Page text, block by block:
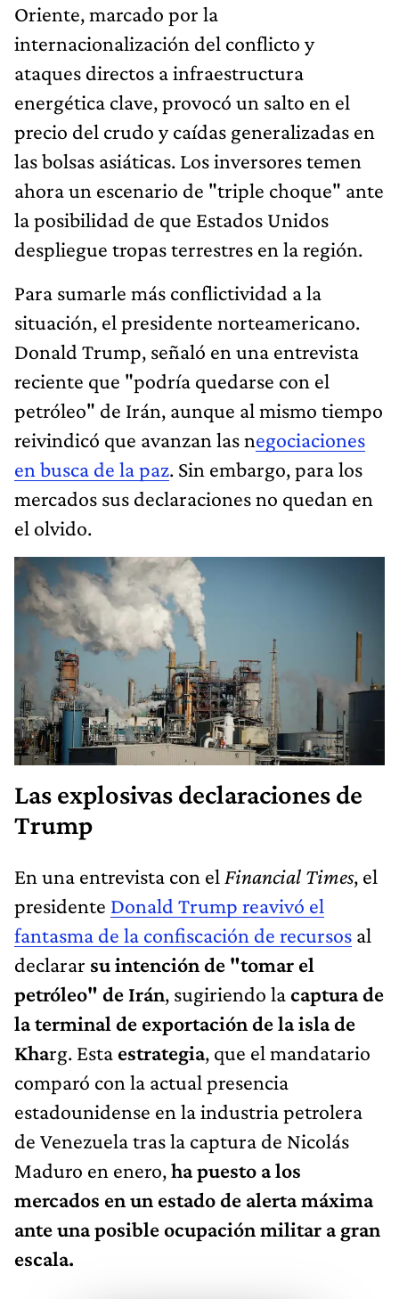
Oriente, marcado por la
internacionalización del conflicto y
ataques directos a infraestructura
energética clave, provocó un salto en el
precio del crudo y caídas generalizadas en
las bolsas asiáticas. Los inversores temen
ahora un escenario de "triple choque" ante
la posibilidad de que Estados Unidos
despliegue tropas terrestres en la región.
Para sumarle más conflictividad a la
situación, el presidente norteamericano.
Donald Trump, señaló en una entrevista
reciente que "podría quedarse con el
petróleo" de Irán, aunque al mismo tiempo
reivindicó que avanzan las negociaciones
en busca de la paz. Sin embargo, para los
mercados sus declaraciones no quedan en
el olvido.
Las explosivas declaraciones de
Trump
En una entrevista con el Financial Times, el
presidente Donald Trump reavivó el
fantasma de la confiscación de recursos al
declarar su intención de "tomar el
petróleo" de Irán, sugiriendo lacaptura de
la terminal de exportación de la isla de
Kharg. Esta estrategia, que el mandatario
comparó con la actual presencia
estadounidense en la industria petrolera
de Venezuela tras la captura de Nicolás
Maduro en enero,ha puesto a los
mercados en un estado de alerta máxima
ante una posible ocupación militar a gran
escala.